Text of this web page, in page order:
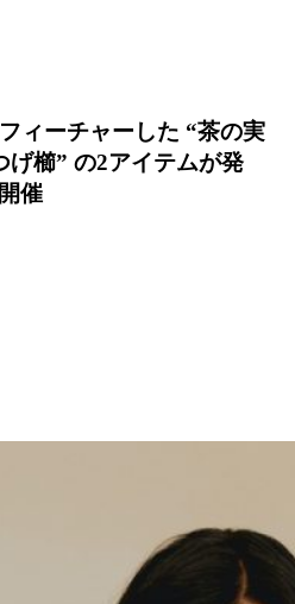
ィーチャーした “茶の実
げ櫛” の2アイテムが発
催